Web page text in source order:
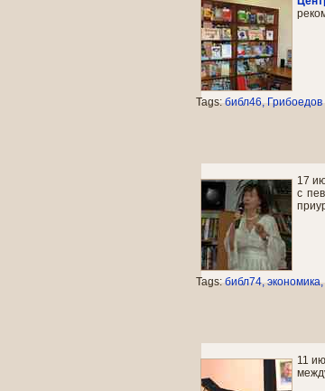
Tags:библ46 Грибоедов
17
с
Tags:библ74 экономика
11